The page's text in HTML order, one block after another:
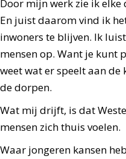
Door mijn werk zie ik
En juist daarom vind ik
inwoners te blijven. Ik
mensen op. Want je kunt
weet wat er speelt aan
de dorpen.
Wat mij drijft, is dat
mensen zich thuis voelen.
Waar jongeren kansen